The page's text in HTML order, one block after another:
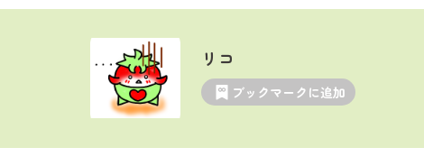
リコ
ブックマークに追加